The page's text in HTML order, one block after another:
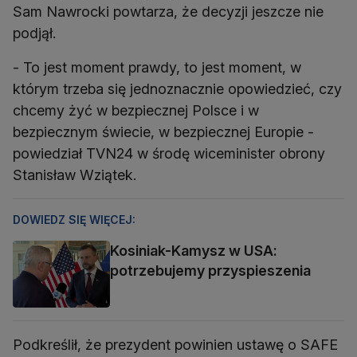
Sam Nawrocki powtarza, że decyzji jeszcze nie
podjął.
- To jest moment prawdy, to jest moment, w
którym trzeba się jednoznacznie opowiedzieć, czy
chcemy żyć w bezpiecznej Polsce i w
bezpiecznym świecie, w bezpiecznej Europie -
powiedział TVN24 w środę wiceminister obrony
Stanisław Wziątek.
DOWIEDZ SIĘ WIĘCEJ:
Kosiniak-Kamysz w USA:
potrzebujemy przyspieszenia
Podkreślił, że prezydent powinien ustawę o SAFE